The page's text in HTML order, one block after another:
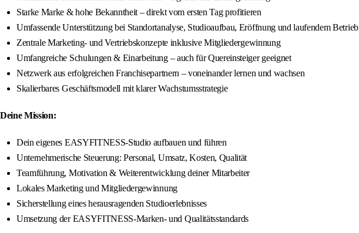
Starke Marke & hohe Bekanntheit – direkt vom ersten Tag profitieren
Umfassende Unterstützung bei Standortanalyse, Studioaufbau, Eröffnung und laufendem Betrieb
Zentrale Marketing- und Vertriebskonzepte inklusive Mitgliedergewinnung
Umfangreiche Schulungen & Einarbeitung – auch für Quereinsteiger geeignet
Netzwerk aus erfolgreichen Franchisepartnern – voneinander lernen und wachsen
Skalierbares Geschäftsmodell mit klarer Wachstumsstrategie
Deine Mission:
Dein eigenes EASYFITNESS-Studio aufbauen und führen
Unternehmerische Steuerung: Personal, Umsatz, Kosten, Qualität
Teamführung, Motivation & Weiterentwicklung deiner Mitarbeiter
Lokales Marketing und Mitgliedergewinnung
Sicherstellung eines herausragenden Studioerlebnisses
Umsetzung der EASYFITNESS-Marken- und Qualitätsstandards